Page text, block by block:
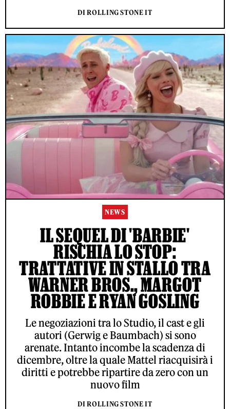
DI ROLLING STONE IT
NEWS
IL SEQUEL DI 'BARBIE'
RISCHIA LO STOP:
TRATTATIVE IN STALLO TRA
WARNER BROS., MARGOT
ROBBIE E RYAN GOSLING
Le negoziazioni tra lo Studio, il cast e gli
autori (Gerwig e Baumbach) si sono
arenate. Intanto incombe la scadenza di
dicembre, oltre la quale Mattel riacquisirà i
diritti e potrebbe ripartire da zero con un
nuovo film
DI ROLLING STONE IT